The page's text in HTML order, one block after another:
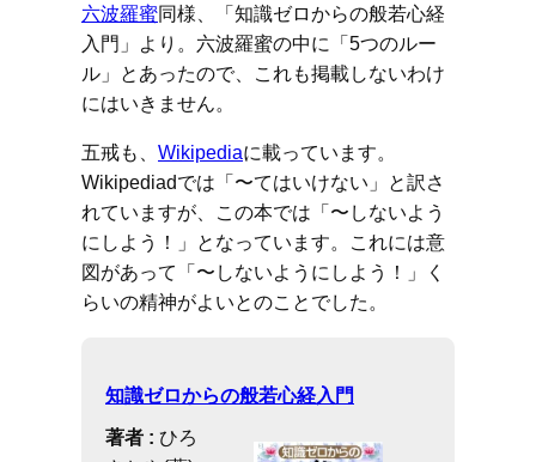
六波羅蜜同様、「知識ゼロからの般若心経
入門」より。六波羅蜜の中に「5つのルー
ル」とあったので、これも掲載しないわけ
にはいきません。
五戒も、 Wikipediaに載っています。
Wikipediadでは「〜てはいけない」と訳さ
れていますが、この本では「〜しないよう
にしよう！」となっています。これには意
図があって「〜しないようにしよう！」く
らいの精神がよいとのことでした。
知識ゼロからの般若心経入門
著者 : ひろ